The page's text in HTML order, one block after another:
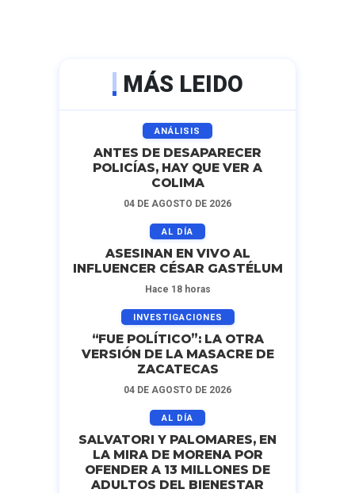
MÁS LEIDO
ANÁLISIS
ANTES DE DESAPARECER
POLICÍAS, HAY QUE VER A
COLIMA
04 DE AGOSTO DE 2026
AL DÍA
ASESINAN EN VIVO AL
INFLUENCER CÉSAR GASTÉLUM
Hace 18 horas
INVESTIGACIONES
“FUE POLÍTICO”: LA OTRA
VERSIÓN DE LA MASACRE DE
ZACATECAS
04 DE AGOSTO DE 2026
AL DÍA
SALVATORI Y PALOMARES, EN
LA MIRA DE MORENA POR
OFENDER A 13 MILLONES DE
ADULTOS DEL BIENESTAR